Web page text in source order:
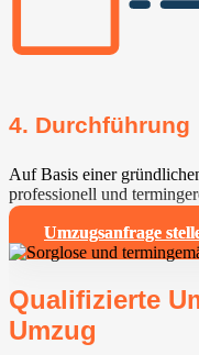
4. Durchführung
Auf Basis einer
professionell und
Umzugsanfrage
Qualifizierte
Umzug